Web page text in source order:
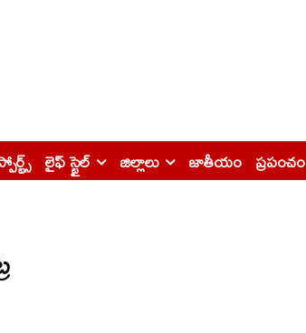
లైఫ్ స్టైల్ జిల్లాలు జాతీయం ప్రపంచం